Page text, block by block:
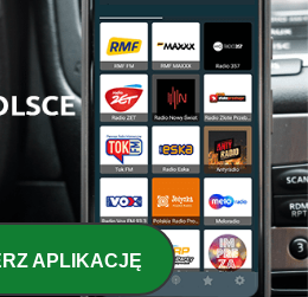
Deutsche Podcasts
APLIKACJĘ